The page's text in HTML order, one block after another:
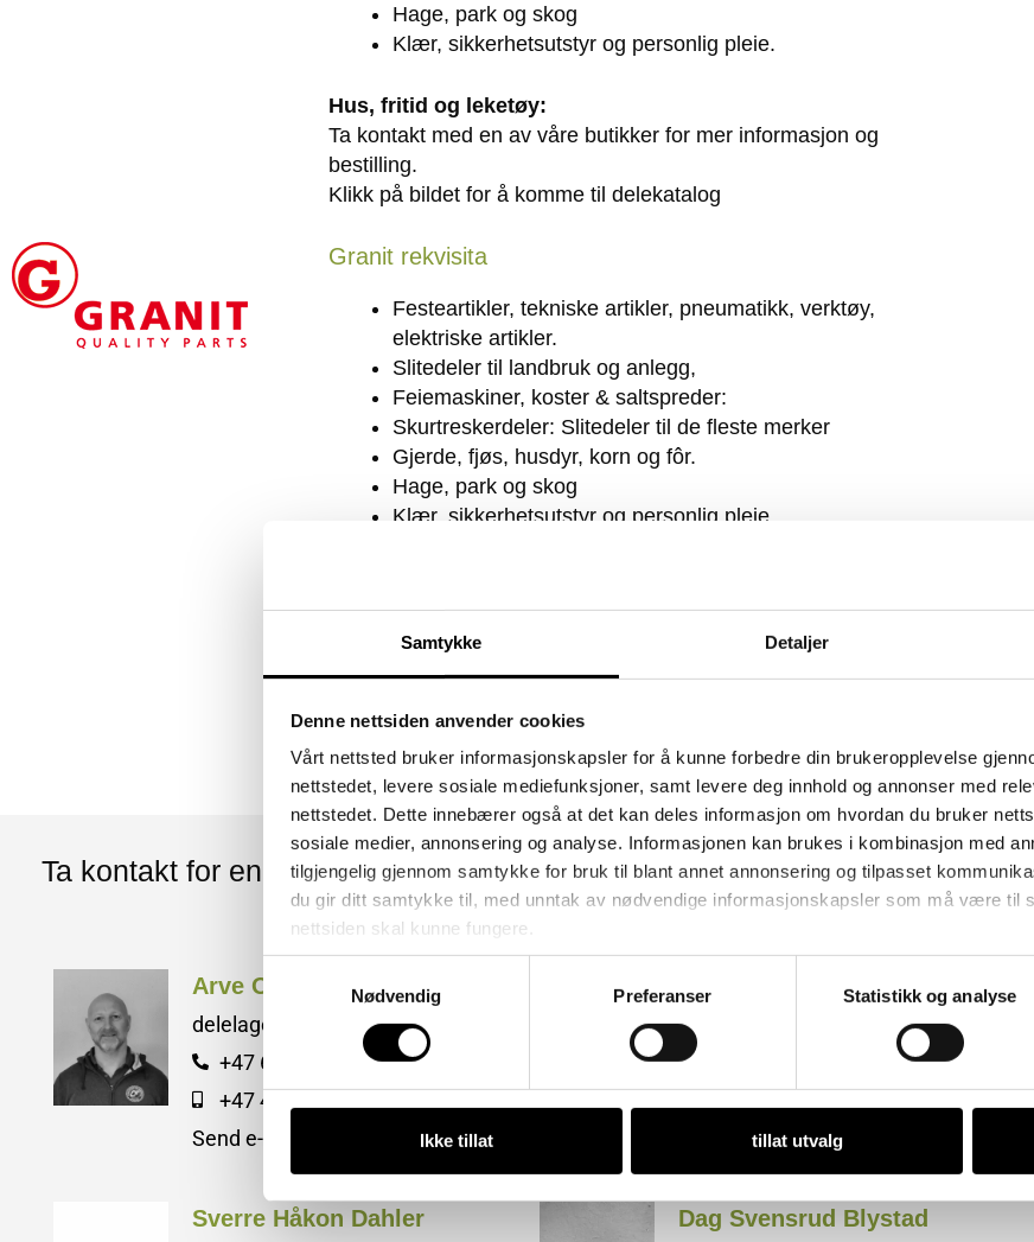
Samtykke Detaljer
Denne nettsiden anvender cookies
Vårt nettsted bruker informasjonskapsler for å kunne forbedre din brukeropplevelse
nettstedet, levere sosiale mediefunksjoner, samt levere deg innhold og annonser med
nettstedet. Dette innebærer også at det kan deles informasjon om hvordan du bruker
sosiale medier, annonsering og analyse. Informasjonen kan brukes i kombinasjon med
tilgjengelig gjennom samtykke for bruk til blant annet annonsering og tilpasset
du gir ditt samtykke til, med unntak av nødvendige informasjonskapsler som må være til
nettsiden skal kunne fungere.
Nødvendig
Preferanser Statistikk og analyse
Ikke tillat tillat utvalg
Hage, park og skog
Klær, sikkerhetsutstyr og personlig pleie.
Hus, fritid og leketøy:
Ta kontakt med en av våre butikker for mer informasjon og
bestilling.
Klikk på bildet for å komme til delekatalog
Granit rekvisita
Festeartikler, tekniske artikler, pneumatikk, verktøy,
elektriske artikler.
Slitedeler til landbruk og anlegg,
Feiemaskiner, koster & saltspreder:
Skurtreskerdeler: Slitedeler til de fleste merker
Gjerde, fjøs, husdyr, korn og fôr.
Hage, park og skog
Klær, sikkerhetsutstyr og personlig pleie.
Ta kontakt med en av våre butikker for mer informasjon og
bestilling.
Ta kontakt for en hyggelig prat
Arve Olsson
delelager, CF Skiptvet
+47 69 80 70 30
+47 418 60 310
Send e-post
Håvard Nilsen
delelager, CF Skiptvet
Send e-post
Sverre Håkon Dahler Dag Svensrud Blystad